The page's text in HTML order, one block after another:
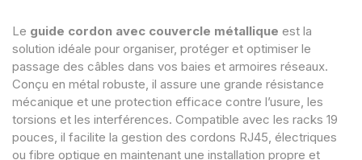
Le guide cordon avec couvercle métallique est la
solution idéale pour organiser, protéger et optimiser le
passage des câbles dans vos baies et armoires réseaux.
Conçu en métal robuste, il assure une grande résistance
mécanique et une protection efficace contre l’usure, les
torsions et les interférences. Compatible avec les racks 19
pouces, il facilite la gestion des cordons RJ45, électriques
ou fibre optique en maintenant une installation propre et